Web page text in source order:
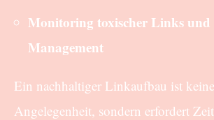
Monitoring toxischer Links und
Management
Ein nachhaltiger Linkaufbau ist
Angelegenheit, sondern erfordert